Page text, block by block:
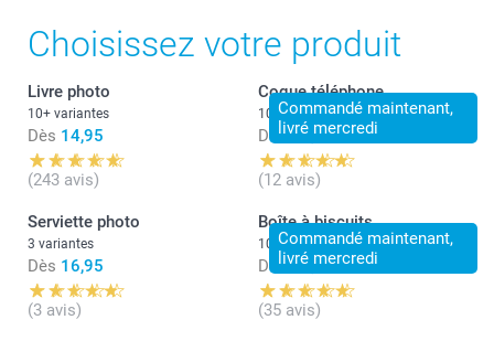
Choisissez votre produit
Livre photo
10+ variantes
Dès 14,95
(243 avis)
Commandé maintenant,
livré mercredi
Coque téléphone
10+ variantes
Dès 21,95
(12 avis)
Serviette photo
3 variantes
Dès 16,95
(3 avis)
Commandé maintenant,
livré mercredi
Boîte à biscuits
10 variantes
Dès 24,95
(35 avis)